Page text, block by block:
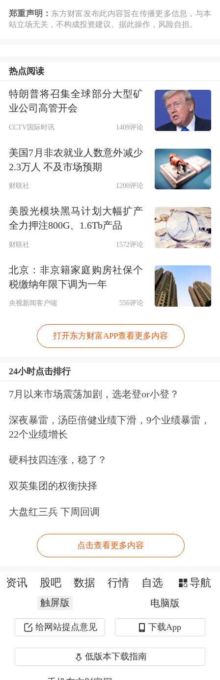
郑重声明： 东方财富发布此内容旨在传播更多信息，与本
站立场无关，不构成投资建议。据此操作，风险自担。
热点阅读
特朗普将召集全球部分大型矿
业公司高管开会
CCTV国际时讯 1409评论
美国7月非农就业人数意外减少
2.3万人 不及市场预期
财联社 1200评论
美股光模块黑马计划大幅扩产
全力押注800G、1.6Tb产品
财联社 1572评论
北京：非京籍家庭购房社保个
税缴纳年限下调为一年
央视新闻客户端 556评论
打开东方财富APP查看更多内容
24小时点击排行
7月以来市场震荡加剧，选老登or小登？
深夜暴雷，汤臣倍健业绩下滑，9个业绩暴雷，
22个业绩增长
硬科技四连涨，稳了？
双英集团的权衡抉择
大盘红三兵 下周回调
点击查看更多内容
资讯 股吧 数据 行情 自选 导航
触屏版 电脑版
给网站提点意见 下载App
低版本下载指南